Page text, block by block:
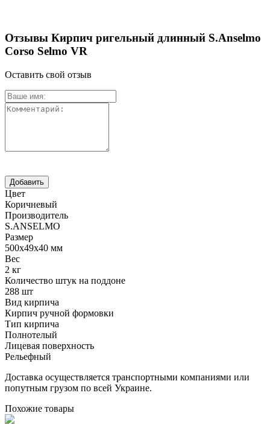
Отзывы Кирпич ригельный длинный S.Anselmo
Corso Selmo VR
Оставить свой отзыв
Цвет
Коричневый
Производитель
S.ANSELMO
Размер
500х49х40 мм
Вес
2 кг
Количество штук на поддоне
288 шт
Вид кирпича
Кирпич ручной формовки
Тип кирпича
Полнотелый
Лицевая поверхность
Рельефный
Доставка осуществляется транспортными компаниями или
попутным грузом по всей Украине.
Похожие товары